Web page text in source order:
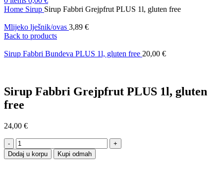
Home Sirup Sirup Fabbri Grejpfrut PLUS 1l, gluten free
Mlijeko lješnik/ovas 3,89 €
Back to products
Sirup Fabbri Bundeva PLUS 1l, gluten free 20,00 €
Sirup Fabbri Grejpfrut PLUS 1l, gluten
free
24,00 €
Sirup
Fabbri
Grejpfrut
Dodaj u korpu Kupi odmah